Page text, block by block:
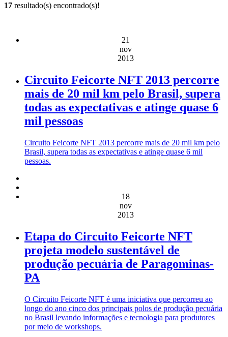
17 resultado(s) encontrado(s)!
21
nov
2013
Circuito Feicorte NFT 2013 percorre
mais de 20 mil km pelo Brasil, supera
todas as expectativas e atinge quase 6
mil pessoas
Circuito Feicorte NFT 2013 percorre mais de 20 mil km pelo
Brasil, supera todas as expectativas e atinge quase 6 mil
pessoas.
18
nov
2013
Etapa do Circuito Feicorte NFT
projeta modelo sustentável de
produção pecuária de Paragominas-
PA
O Circuito Feicorte NFT é uma iniciativa que percorreu ao
longo do ano cinco dos principais polos de produção pecuária
no Brasil levando informações e tecnologia para produtores
por meio de workshops.